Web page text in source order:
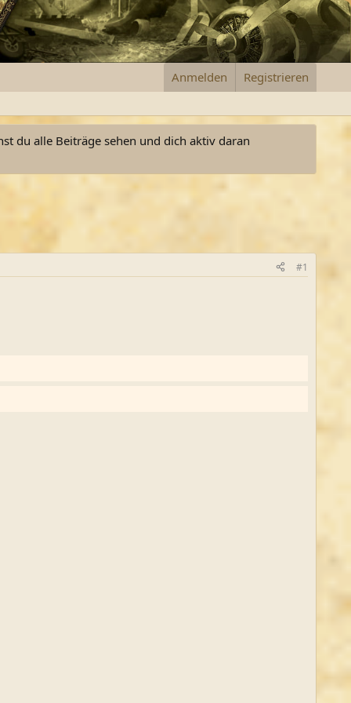
Anmelden Registrieren
du alle Beiträge sehen und dich aktiv daran
#1